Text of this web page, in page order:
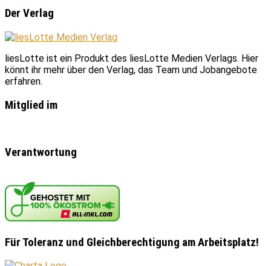
Der Verlag
liesLotte ist ein Produkt des liesLotte Medien Verlags. Hier
könnt ihr mehr über den Verlag, das Team und Jobangebote
erfahren.
Mitglied im
Verantwortung
Für Toleranz und Gleichberechtigung am Arbeitsplatz!